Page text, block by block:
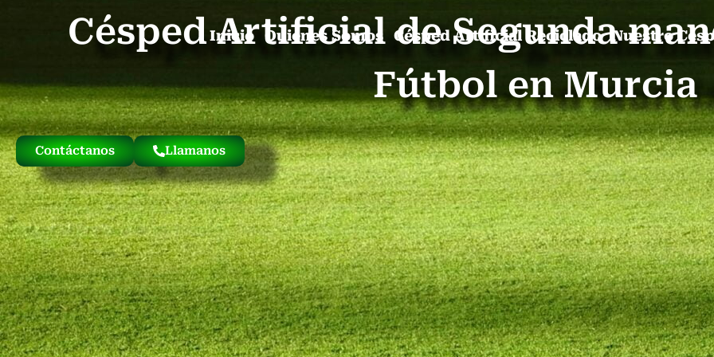
Inicio Quienes Somos Césped Artificial Reciclado Nuestro
Césped Artificial de Segunda
Fútbol en Murcia
Contáctanos Llamanos